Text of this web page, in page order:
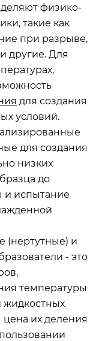
физико-
такие как
при разрыве,
другие. Для
для создания
условий.
для создания
низких
до
и испытание
(нертутные) и
- это
температуры
жидкостных
их деления